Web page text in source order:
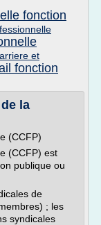
fonction
et
fonction
la
(CCFP)
(CCFP) est
publique ou
de
; les
syndicales